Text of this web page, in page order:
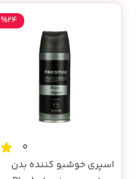
0
اسپری خوشبو کننده بدن
%24